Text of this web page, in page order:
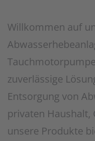
Willkommen auf
zuverlässige
Entsorgung von
privaten Haushalt,
unsere Produkte